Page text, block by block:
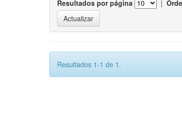
Resultados por página |
Resultados 1-1 de 1.